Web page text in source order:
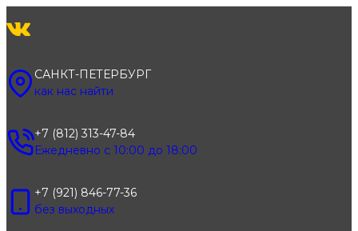
к
САНКТ-ПЕТЕРБУРГ
как нас найти
+7 (812) 313-47-84
Ежедневно с 10:00 до 18:00
+7 (921) 846-77-36
без выходных